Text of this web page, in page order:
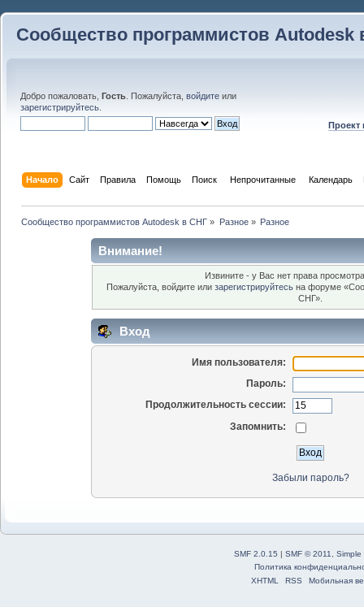
Сообщество программистов Autodesk
Добро пожаловать, Гость . Пожалуйста, войдите или
зарегистрируйтесь
Проект
Начало Сайт Правила Помощь Поиск Непрочитанные Календарь
Сообщество программистов Autodesk в СНГ » Разное» Разное
Внимание!
Извините - у Вас нет права
Пожалуйста, войдите или зарегистрируйтесь на форуме
СНГ».
Вход
Имя пользователя:
Пароль:
Продолжительность сессии:
Запомнить:
Забыли пароль?
SMF 2.0.15 | SMF © 2011
Simple
Политика
XHTML
RSS Мобильная